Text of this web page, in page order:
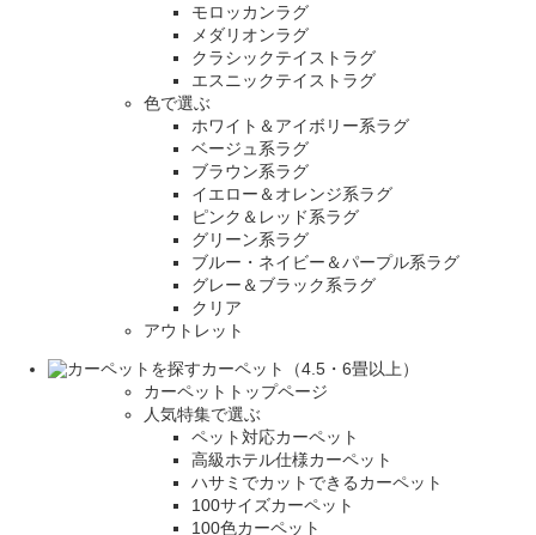
モロッカンラグ
メダリオンラグ
クラシックテイストラグ
エスニックテイストラグ
色で選ぶ
ホワイト＆アイボリー系ラグ
ベージュ系ラグ
ブラウン系ラグ
イエロー＆オレンジ系ラグ
ピンク＆レッド系ラグ
グリーン系ラグ
ブルー・ネイビー＆パープル系ラグ
グレー＆ブラック系ラグ
クリア
アウトレット
カーペット（4.5・6畳以上）
カーペットトップページ
人気特集で選ぶ
ペット対応カーペット
高級ホテル仕様カーペット
ハサミでカットできるカーペット
100サイズカーペット
100色カーペット